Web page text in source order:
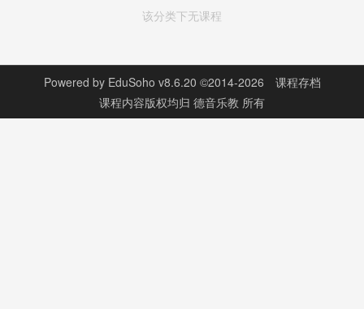
该分类下无课程
Powered by EduSoho v8.6.20 ©2014-2026
课程存档
课程内容版权均归 德音乐教 所有